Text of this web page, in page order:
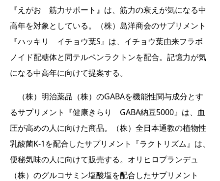
『えがお 筋力サポート』は、筋力の衰えが気になる中
高年を対象としている。（株）島洋商会のサプリメント
『ハッキリ イチョウ葉S』は、イチョウ葉由来フラボ
ノイド配糖体と同テルペンラクトンを配合。記憶力が気
になる中高年に向けて提案する。
（株）明治薬品（株）のGABAを機能性関与成分とす
るサプリメント『健康きらり GABA納豆5000』は、血
圧が高めの人に向けた商品。（株）全日本通教の植物性
乳酸菌K-1を配合したサプリメント『ラクトリズム』は、
便秘気味の人に向けて販売する。オリヒロプランデュ
（株）のグルコサミン塩酸塩を配合したサプリメント